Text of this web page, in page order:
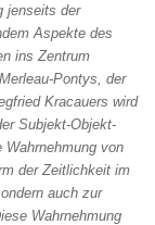
jenseits der
Aspekte des
ins Zentrum
Pontys, der
Kracauers wird
Subjekt-Objekt-
Wahrnehmung von
der Zeitlichkeit im
auch zur
Wahrnehmung